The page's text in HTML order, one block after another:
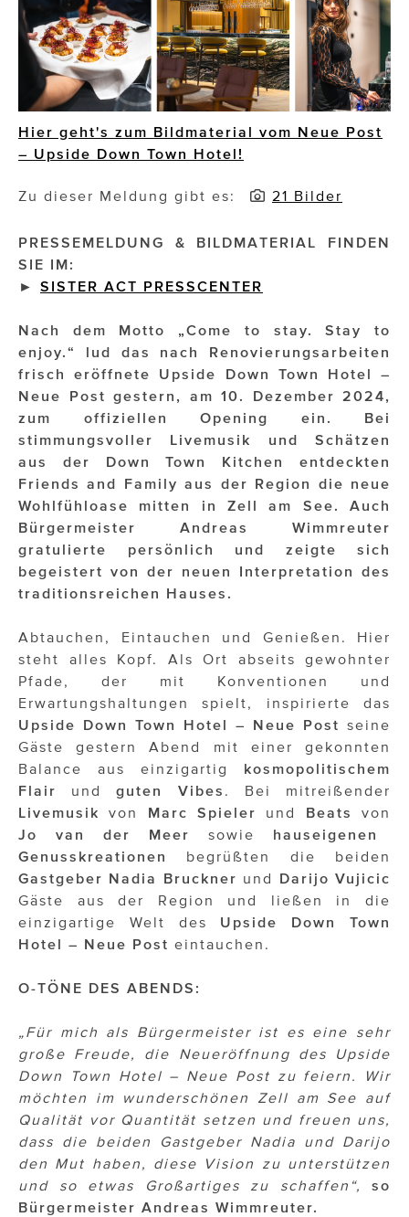
FREIHERZ
FRISTADS
FR!TZ EYEWEAR
GHOST BASTARD
GymBeam
Impressionisten
JOHANN STRAUSS – NEW DIMENSIONS
Magenta Telekom
NEVER AGE NUTRITION
Nina Kraft – Kraft Media Minds
NORMAL
rot weiss rosé
OTTO AM DONAUKANAL
Solid & Bold
St. Peter Stiftskulinarium
Susanne Wuest
The Budims
THE GOODSTUFF
TOG Studio
Upside Down Town Hotel – Neue Post
VieSFF – Vienna Spanish Film Festival
ÜBER UNS
PRESS CONTACT
Hier geht's zum Bildmaterial vom Neue Post
– Upside Down Town Hotel!
Zu dieser Meldung gibt es: 21 Bilder
PRESSEMELDUNG & BILDMATERIAL FINDEN
SIE IM:
► SISTER ACT PRESSCENTER
Nach dem Motto „Come to stay. Stay to
enjoy.“ lud das nach Renovierungsarbeiten
frisch eröffnete Upside Down Town Hotel –
Neue Post gestern, am 10. Dezember 2024,
zum offiziellen Opening ein. Bei
stimmungsvoller Livemusik und Schätzen
aus der Down Town Kitchen entdeckten
Friends and Family aus der Region die neue
Wohlfühloase mitten in Zell am See. Auch
Bürgermeister Andreas Wimmreuter
gratulierte persönlich und zeigte sich
begeistert von der neuen Interpretation des
traditionsreichen Hauses.
Abtauchen, Eintauchen und Genießen. Hier
steht alles Kopf. Als Ort abseits gewohnter
Pfade, der mit Konventionen und
Erwartungshaltungen spielt, inspirierte das
Upside Down Town Hotel –
Neue Post seine
Gäste gestern Abend mit einer gekonnten
Balance aus einzigartig
kosmopolitischem
Flair
undguten Vibes . Bei mitreißender
Livemusik
von Marc Spieler und Beatsvon
Jo van der Meer
sowie hauseigenen
Genusskreationen
begrüßten die beiden
Gastgeber Nadia Bruckner und
Darijo Vujicic
Gäste aus der Region und ließen in die
einzigartige Welt des Upside Down Town
Hotel – Neue Post eintauchen.
O-TÖNE DES ABENDS:
„Für mich als Bürgermeister ist es eine sehr
große Freude, die Neueröffnung des Upside
Down Town Hotel – Neue Post zu feiern. Wir
möchten im wunderschönen Zell am See auf
Qualität vor Quantität setzen und freuen uns,
dass die beiden Gastgeber Nadia und Darijo
den Mut haben, diese Vision zu unterstützen
und so etwas Großartiges zu schaffen“,
so
Bürgermeister Andreas Wimmreuter.